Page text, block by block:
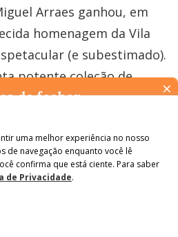
Arraes ganhou, em
homenagem da Vila
(e subestimado).
potente coleção de
de seu
o genial Martinho da Vila.
que só o Carnaval é
com aval do patrono, o
aquele mesmo!
uma melhor experiência no nosso
de navegação enquanto você lê
confirma que está ciente. Para saber
de Privacidade.
×
de fechar…
se informado(a). Quer ter
Receba a nossa newsletter.
de graça :)